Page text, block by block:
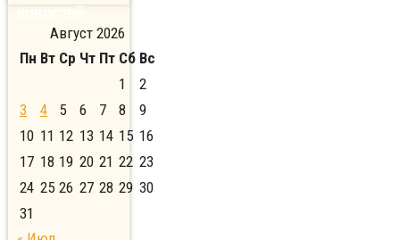
новостей
Август 2026
Пн Вт Ср Чт Пт Сб Вс
1
2
3
4 5 6 7 8
9
10 11 12 13 14 15 16
17 18 19 20 21 22 23
24 25 26 27 28 29 30
31